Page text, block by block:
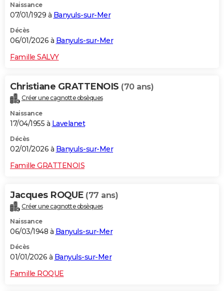
Naissance
07/01/1929 à Banyuls-sur-Mer
Décès
06/01/2026 à Banyuls-sur-Mer
Famille SALVY
Christiane GRATTENOIS (70 ans)
Créer une cagnotte obsèques
Naissance
17/04/1955 à Lavelanet
Décès
02/01/2026 à Banyuls-sur-Mer
Famille GRATTENOIS
Jacques ROQUE (77 ans)
Créer une cagnotte obsèques
Naissance
06/03/1948 à Banyuls-sur-Mer
Décès
01/01/2026 à Banyuls-sur-Mer
Famille ROQUE